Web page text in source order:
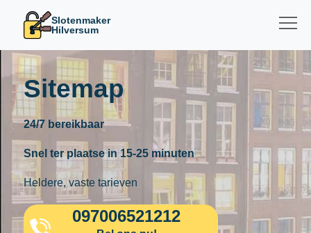
Slotenmaker
Hilversum
Sitemap
24/7 bereikbaar
Snel ter plaatse in 15-25 minuten
Heldere, vaste tarieven
097006521212